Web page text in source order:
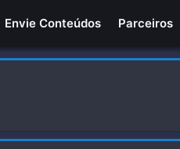
Envie Conteúdos Parceiros